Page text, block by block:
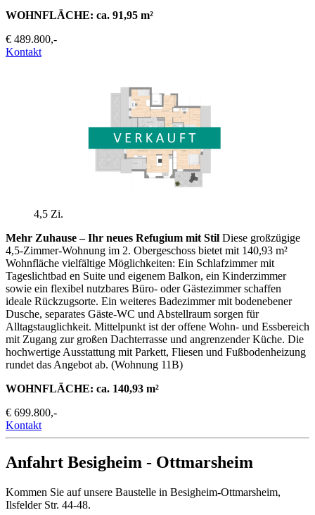
WOHNFLÄCHE: ca. 91,95 m²
€ 489.800,-
Kontakt
4,5 Zi.
Mehr Zuhause – Ihr neues Refugium mit Stil Diese großzügige
4,5-Zimmer-Wohnung im 2. Obergeschoss bietet mit 140,93 m²
Wohnfläche vielfältige Möglichkeiten: Ein Schlafzimmer mit
Tageslichtbad en Suite und eigenem Balkon, ein Kinderzimmer
sowie ein flexibel nutzbares Büro- oder Gästezimmer schaffen
ideale Rückzugsorte. Ein weiteres Badezimmer mit bodenebener
Dusche, separates Gäste-WC und Abstellraum sorgen für
Alltagstauglichkeit. Mittelpunkt ist der offene Wohn- und Essbereich
mit Zugang zur großen Dachterrasse und angrenzender Küche. Die
hochwertige Ausstattung mit Parkett, Fliesen und Fußbodenheizung
rundet das Angebot ab. (Wohnung 11B)
WOHNFLÄCHE: ca. 140,93 m²
€ 699.800,-
Kontakt
Anfahrt Besigheim - Ottmarsheim
Kommen Sie auf unsere Baustelle in Besigheim-Ottmarsheim,
Ilsfelder Str. 44-48.